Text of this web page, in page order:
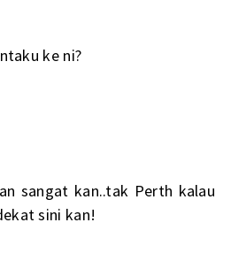
ke ni?
sangat kan..tak Perth kalau
sini kan!